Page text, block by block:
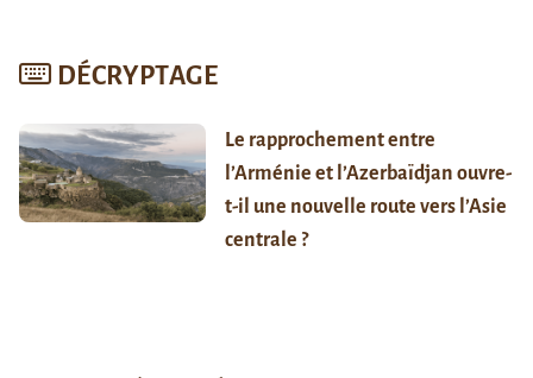
DÉCRYPTAGE
Le rapprochement entre
l’Arménie et l’Azerbaïdjan ouvre-
t-il une nouvelle route vers l’Asie
centrale ?